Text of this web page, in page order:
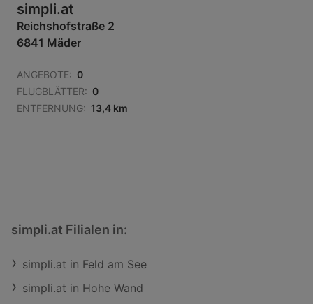
simpli.at
Reichshofstraße 2
6841 Mäder
ANGEBOTE: 0
FLUGBLÄTTER: 0
ENTFERNUNG: 13,4 km
simpli.at Filialen in:
simpli.at in Feld am See
simpli.at in Hohe Wand